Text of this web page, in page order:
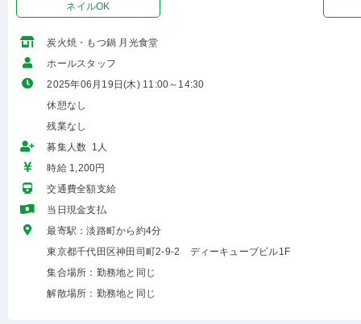
ネイルOK
炭火焼・もつ鍋 月光食堂
ホールスタッフ
2025年06月19日(木) 11:00～14:30
休憩なし
残業なし
募集人数 1人
時給 1,200円
交通費全額支給
当日現金支払
最寄駅：淡路町から約4分
東京都千代田区神田司町2-9-2 ディーキューブビル1F
集合場所：勤務地と同じ
解散場所：勤務地と同じ